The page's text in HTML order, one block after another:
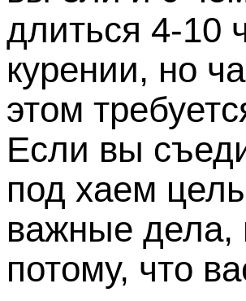
длиться 4-10
курении, но
этом
Если вы
под хаем
важные дела,
потому, что